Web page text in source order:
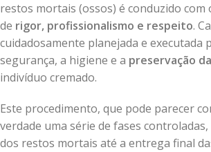
restos mortais (ossos) é conduzido com
de rigor, profissionalismo e respeito.
cuidadosamente planejada e executada
segurança, a higiene e a preservação
indivíduo cremado.
Este procedimento, que pode parecer
verdade uma série de fases controladas,
dos restos mortais até a entrega final